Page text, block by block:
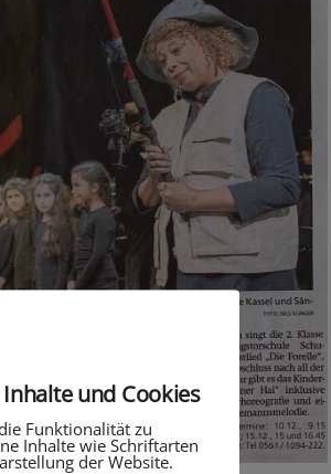
und Cookies
Funktionalität zu
Inhalte wie Schriftarten
der Website.